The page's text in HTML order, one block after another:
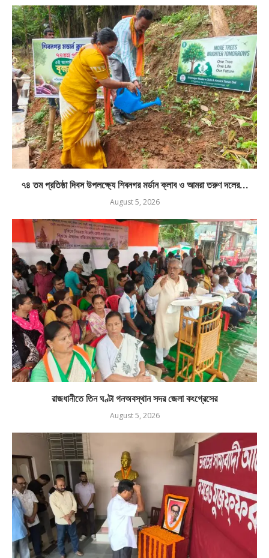
৭৪ তম প্রতিষ্ঠা দিবস উপলক্ষ্যে শিবনগর মর্ডান ক্লাব ও আমরা তরুণ দলের...
August 5, 2026
রাজধানীতে তিন ঘণ্টা গনঅবস্থান সদর জেলা কংগ্রেসের
August 5, 2026